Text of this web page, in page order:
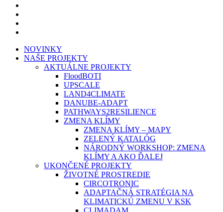
Close
Menu
NOVINKY
NAŠE PROJEKTY
AKTUÁLNE PROJEKTY
FloodBOTI
UPSCALE
LAND4CLIMATE
DANUBE-ADAPT
PATHWAYS2RESILIENCE
ZMENA KLÍMY
ZMENA KLÍMY – MAPY
ZELENÝ KATALÓG
NÁRODNÝ WORKSHOP: ZMENA
KLÍMY A AKO ĎALEJ
UKONČENÉ PROJEKTY
ŽIVOTNÉ PROSTREDIE
CIRCOTRONIC
ADAPTAČNÁ STRATÉGIA NA
KLIMATICKÚ ZMENU V KSK